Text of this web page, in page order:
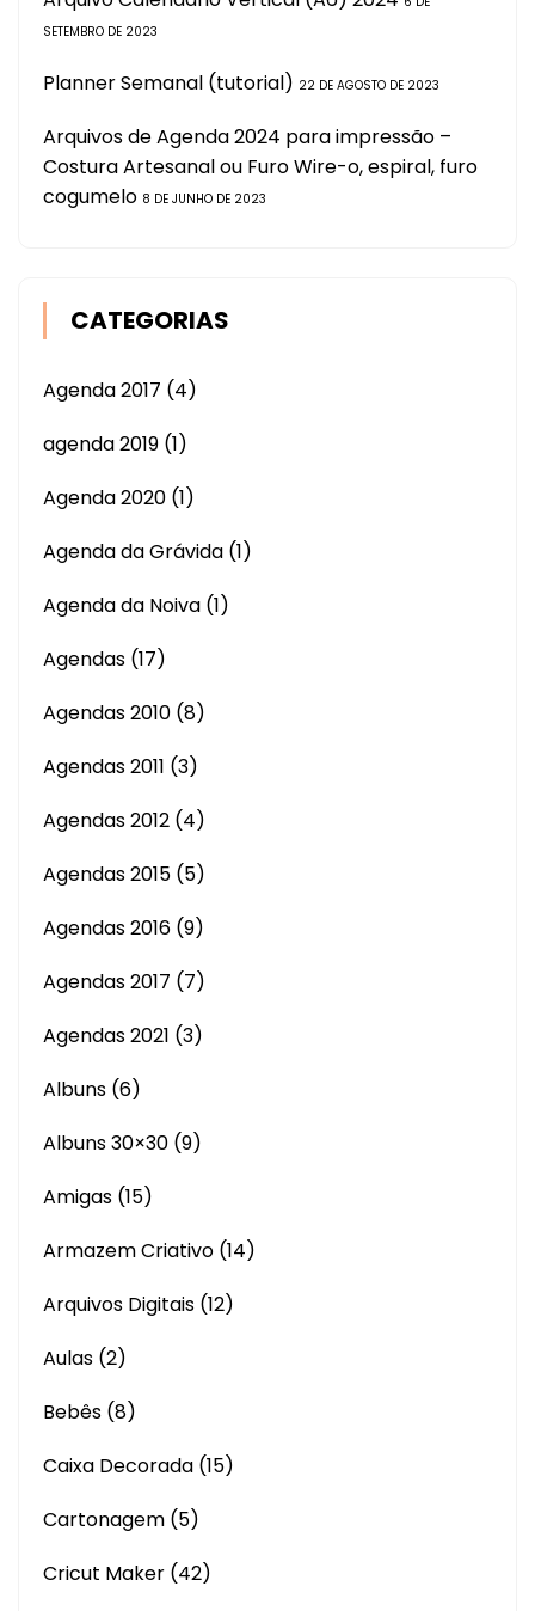
SETEMBRO DE 2023
Planner Semanal (tutorial) 22 DE AGOSTO DE 2023
Arquivos de Agenda 2024 para impressão –
Costura Artesanal ou Furo Wire-o, espiral, furo
cogumelo 8 DE JUNHO DE 2023
CATEGORIAS
Agenda 2017 (4)
agenda 2019 (1)
Agenda 2020 (1)
Agenda da Grávida (1)
Agenda da Noiva (1)
Agendas (17)
Agendas 2010 (8)
Agendas 2011 (3)
Agendas 2012 (4)
Agendas 2015 (5)
Agendas 2016 (9)
Agendas 2017 (7)
Agendas 2021 (3)
Albuns (6)
Albuns 30×30 (9)
Amigas (15)
Armazem Criativo (14)
Arquivos Digitais (12)
Aulas (2)
Bebês (8)
Caixa Decorada (15)
Cartonagem (5)
Cricut Maker (42)